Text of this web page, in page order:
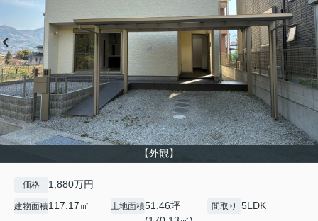
【外観】
価格 1,880万円
建物面積117.17㎡ 土地面積51.46坪
間取り 5LDK